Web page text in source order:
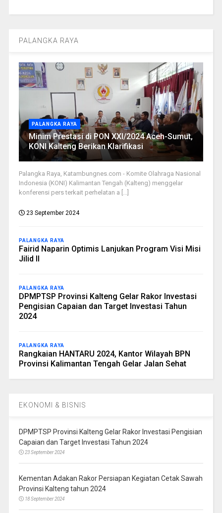
PALANGKA RAYA
PALANGKA RAYA
Minim Prestasi di PON XXI/2024 Aceh-Sumut,
KONI Kalteng Berikan Klarifikasi
Palangka Raya, Katambungnes.com - Komite Olahraga Nasional
Indonesia (KONI) Kalimantan Tengah (Kalteng) menggelar
konferensi pers terkait perhelatan a [...]
23 September 2024
PALANGKA RAYA
Fairid Naparin Optimis Lanjukan Program Visi Misi
Jilid II
PALANGKA RAYA
DPMPTSP Provinsi Kalteng Gelar Rakor Investasi
Pengisian Capaian dan Target Investasi Tahun
2024
PALANGKA RAYA
Rangkaian HANTARU 2024, Kantor Wilayah BPN
Provinsi Kalimantan Tengah Gelar Jalan Sehat
EKONOMI & BISNIS
DPMPTSP Provinsi Kalteng Gelar Rakor Investasi Pengisian
Capaian dan Target Investasi Tahun 2024
23 September 2024
Kementan Adakan Rakor Persiapan Kegiatan Cetak Sawah
Provinsi Kalteng tahun 2024
18 September 2024